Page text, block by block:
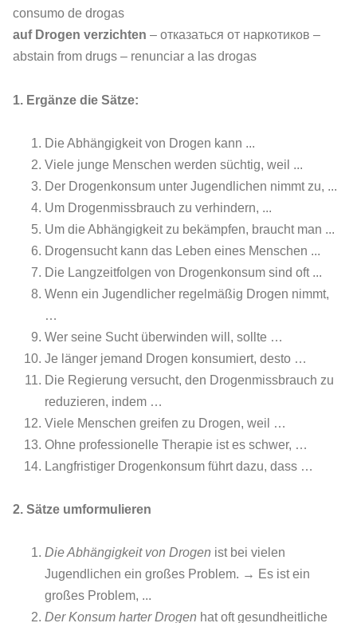
consumo de drogas
auf Drogen verzichten – отказаться от наркотиков –
abstain from drugs – renunciar a las drogas
1. Ergänze die Sätze:
Die Abhängigkeit von Drogen kann ...
Viele junge Menschen werden süchtig, weil ...
Der Drogenkonsum unter Jugendlichen nimmt zu, ...
Um Drogenmissbrauch zu verhindern, ...
Um die Abhängigkeit zu bekämpfen, braucht man ...
Drogensucht kann das Leben eines Menschen ...
Die Langzeitfolgen von Drogenkonsum sind oft ...
Wenn ein Jugendlicher regelmäßig Drogen nimmt,
…
Wer seine Sucht überwinden will, sollte …
Je länger jemand Drogen konsumiert, desto …
Die Regierung versucht, den Drogenmissbrauch zu
reduzieren, indem …
Viele Menschen greifen zu Drogen, weil …
Ohne professionelle Therapie ist es schwer, …
Langfristiger Drogenkonsum führt dazu, dass …
2. Sätze umformulieren
Die Abhängigkeit von Drogen ist bei vielen
Jugendlichen ein großes Problem. → Es ist ein
großes Problem, ...
Der Konsum harter Drogen hat oft gesundheitliche